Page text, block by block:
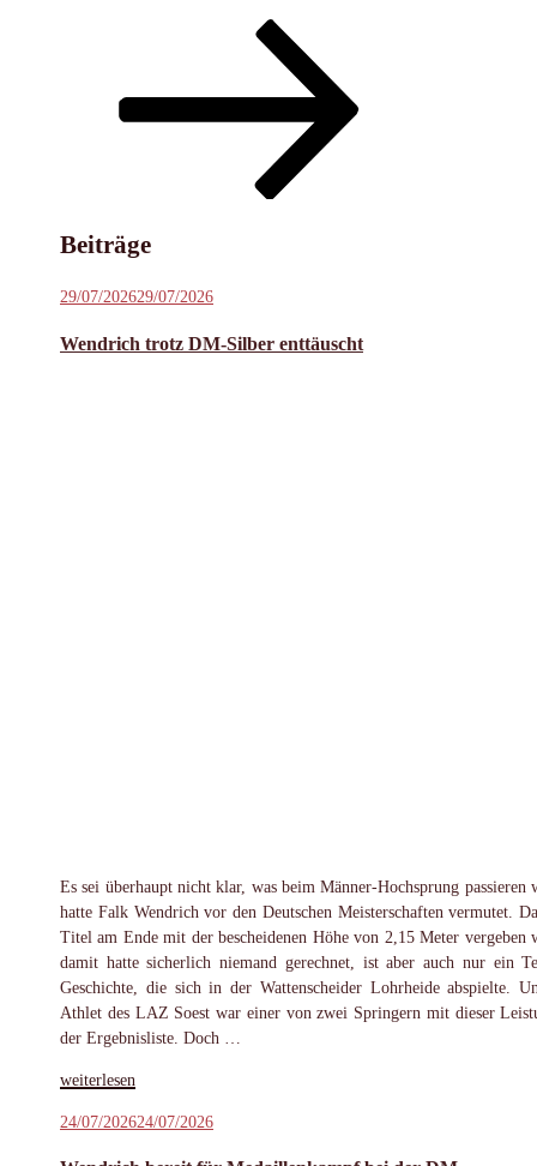
Beiträge
Veröffentlicht
29/07/202629/07/2026
Wendrich trotz DM-Silber enttäuscht
Es sei überhaupt nicht klar, was beim Männer-Hochsprung passieren
hatte Falk Wendrich vor den Deutschen Meisterschaften vermutet.
Titel am Ende mit der bescheidenen Höhe von 2,15 Meter vergeben
damit hatte sicherlich niemand gerechnet, ist aber auch nur ein
Geschichte, die sich in der Wattenscheider Lohrheide abspielte.
Athlet des LAZ Soest war einer von zwei Springern mit dieser
der Ergebnisliste. Doch …
„Wendrich
DM-
weiterlesen
Veröffentlicht
24/07/202624/07/2026